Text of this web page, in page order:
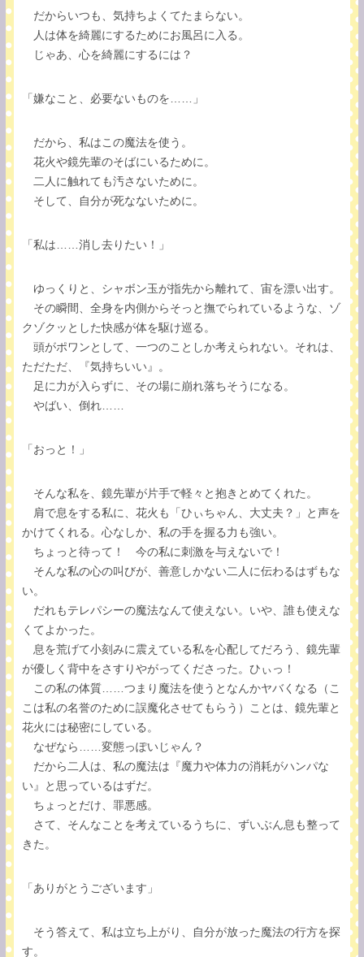
だからいつも、気持ちよくてたまらない。
人は体を綺麗にするためにお風呂に入る。
じゃあ、心を綺麗にするには？
「嫌なこと、必要ないものを……」
だから、私はこの魔法を使う。
花火や鏡先輩のそばにいるために。
二人に触れても汚さないために。
そして、自分が死なないために。
「私は……消し去りたい！」
ゆっくりと、シャボン玉が指先から離れて、宙を漂い出す。
その瞬間、全身を内側からそっと撫でられているような、ゾ
クゾクッとした快感が体を駆け巡る。
頭がポワンとして、一つのことしか考えられない。それは、
ただただ、『気持ちいい』。
足に力が入らずに、その場に崩れ落ちそうになる。
やばい、倒れ……
「おっと！」
そんな私を、鏡先輩が片手で軽々と抱きとめてくれた。
肩で息をする私に、花火も「ひぃちゃん、大丈夫？」と声を
かけてくれる。心なしか、私の手を握る力も強い。
ちょっと待って！ 今の私に刺激を与えないで！
そんな私の心の叫びが、善意しかない二人に伝わるはずもな
い。
だれもテレパシーの魔法なんて使えない。いや、誰も使えな
くてよかった。
息を荒げて小刻みに震えている私を心配してだろう、鏡先輩
が優しく背中をさすりやがってくださった。ひぃっ！
この私の体質……つまり魔法を使うとなんかヤバくなる（こ
こは私の名誉のために誤魔化させてもらう）ことは、鏡先輩と
花火には秘密にしている。
なぜなら……変態っぽいじゃん？
だから二人は、私の魔法は『魔力や体力の消耗がハンパな
い』と思っているはずだ。
ちょっとだけ、罪悪感。
さて、そんなことを考えているうちに、ずいぶん息も整って
きた。
「ありがとうございます」
そう答えて、私は立ち上がり、自分が放った魔法の行方を探
す。